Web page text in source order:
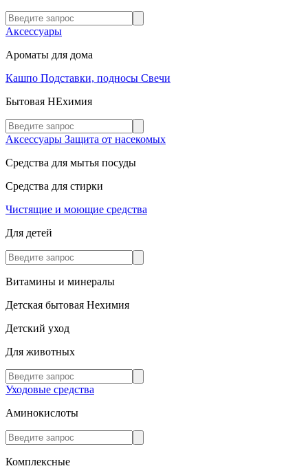
Аксессуары
Ароматы для дома
Кашпо Подставки, подносы Свечи
Бытовая НЕхимия
Аксессуары Защита от насекомых
Средства для мытья посуды
Средства для стирки
Чистящие и моющие средства
Для детей
Витамины и минералы
Детская бытовая Нехимия
Детский уход
Для животных
Уходовые средства
Аминокислоты
Комплексные